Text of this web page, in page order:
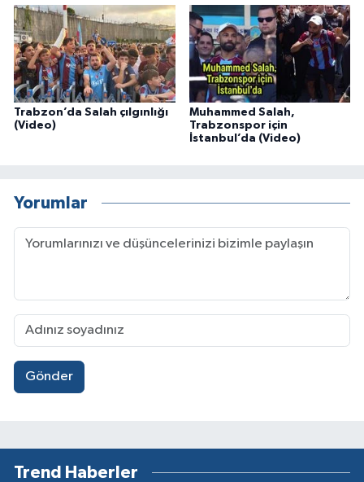
Trabzon’da Salah çılgınlığı
(Video)
Muhammed Salah,
Trabzonspor için
İstanbul’da (Video)
Yorumlar
Gönder
Trend Haberler